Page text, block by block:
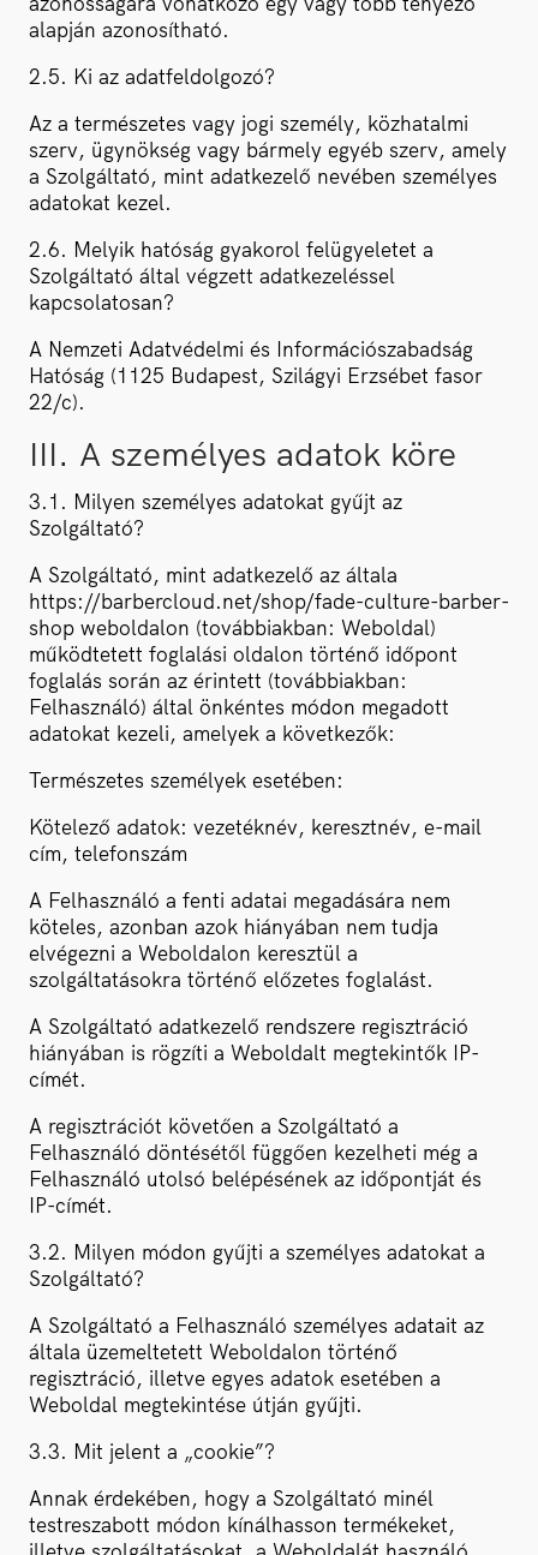
alapján azonosítható.
2.5. Ki az adatfeldolgozó?
Az a természetes vagy jogi személy, közhatalmi
szerv, ügynökség vagy bármely egyéb szerv, amely
a Szolgáltató, mint adatkezelő nevében személyes
adatokat kezel.
2.6. Melyik hatóság gyakorol felügyeletet a
Szolgáltató által végzett adatkezeléssel
kapcsolatosan?
A Nemzeti Adatvédelmi és Információszabadság
Hatóság (1125 Budapest, Szilágyi Erzsébet fasor
22/c).
III. A személyes adatok köre
3.1. Milyen személyes adatokat gyűjt az
Szolgáltató?
A Szolgáltató, mint adatkezelő az általa
https://barbercloud.net/shop/fade-culture-barber-
shop weboldalon (továbbiakban: Weboldal)
működtetett foglalási oldalon történő időpont
foglalás során az érintett (továbbiakban:
Felhasználó) által önkéntes módon megadott
adatokat kezeli, amelyek a következők:
Természetes személyek esetében:
Kötelező adatok: vezetéknév, keresztnév, e-mail
cím, telefonszám
A Felhasználó a fenti adatai megadására nem
köteles, azonban azok hiányában nem tudja
elvégezni a Weboldalon keresztül a
szolgáltatásokra történő előzetes foglalást.
A Szolgáltató adatkezelő rendszere regisztráció
hiányában is rögzíti a Weboldalt megtekintők IP-
címét.
A regisztrációt követően a Szolgáltató a
Felhasználó döntésétől függően kezelheti még a
Felhasználó utolsó belépésének az időpontját és
IP-címét.
3.2. Milyen módon gyűjti a személyes adatokat a
Szolgáltató?
A Szolgáltató a Felhasználó személyes adatait az
általa üzemeltetett Weboldalon történő
regisztráció, illetve egyes adatok esetében a
Weboldal megtekintése útján gyűjti.
3.3. Mit jelent a „cookie”?
Annak érdekében, hogy a Szolgáltató minél
testreszabott módon kínálhasson termékeket,